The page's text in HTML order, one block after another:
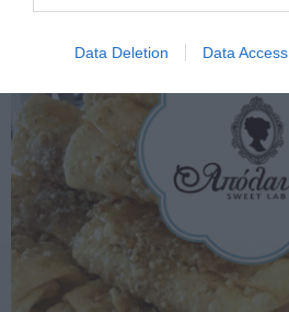
Data Deletion Data Access